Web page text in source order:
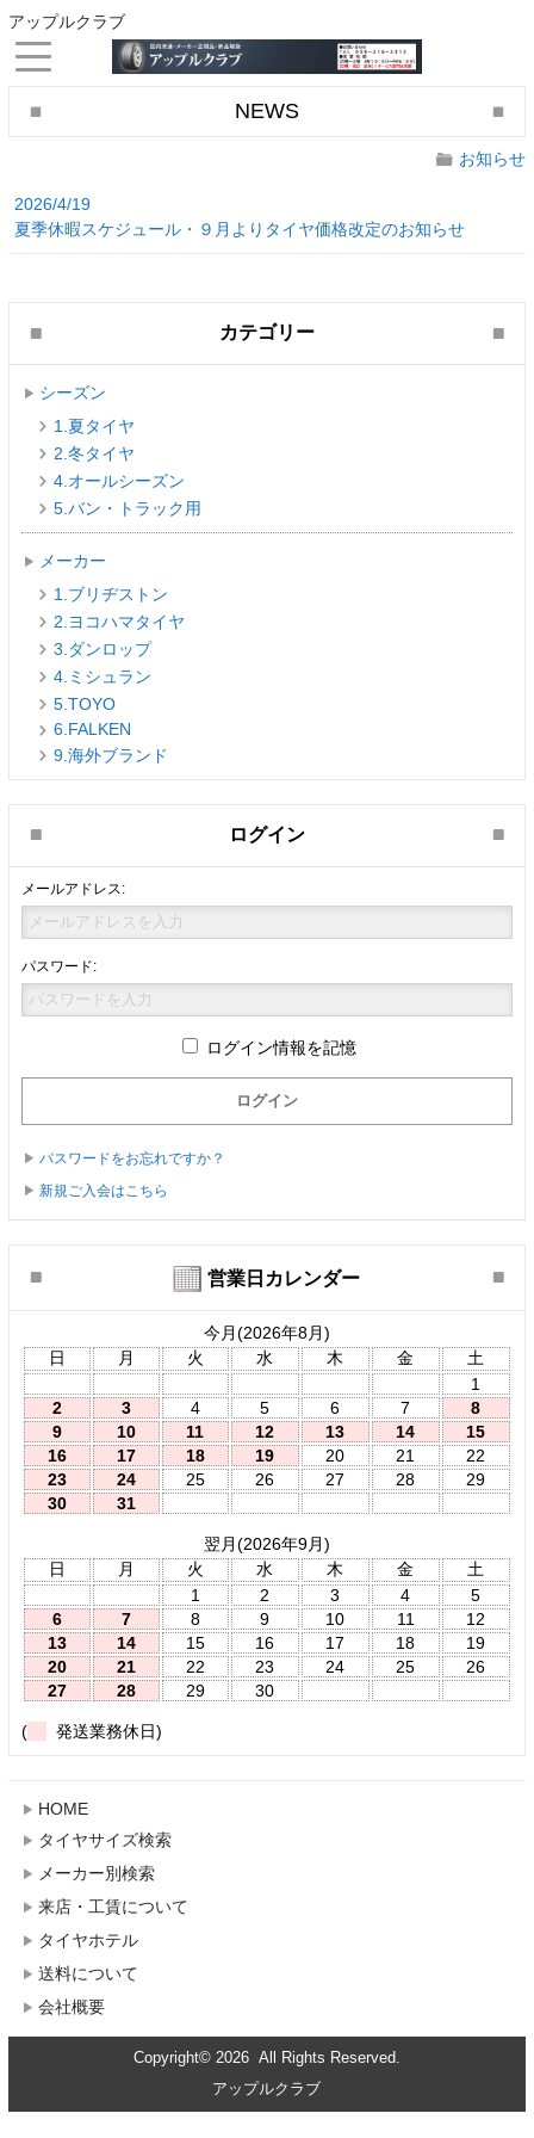
アップルクラブ
NEWS
お知らせ
2026/4/19
夏季休暇スケジュール・９月よりタイヤ価格改定のお知らせ
カテゴリー
シーズン
1.夏タイヤ
2.冬タイヤ
4.オールシーズン
5.バン・トラック用
メーカー
1.ブリヂストン
2.ヨコハマタイヤ
3.ダンロップ
4.ミシュラン
5.TOYO
6.FALKEN
9.海外ブランド
ログイン
メールアドレス:
パスワード:
ログイン情報を記憶
パスワードをお忘れですか？
新規ご入会はこちら
営業日カレンダー
今月(2026年8月)
日
月 火 水 木 金
土
1
2
3 4 5 6 7
8
9
10 11 12 13 14
15
16
17 18 19 20 21
22
23
24 25 26 27 28
29
30
31
翌月(2026年9月)
日
月 火 水 木 金
土
1
2 3 4
5
6
7 8 9 10 11
12
13
14 15 16 17 18
19
20
21 22 23 24 25
26
27
28 29 30
( 発送業務休日)
HOME
タイヤサイズ検索
メーカー別検索
来店・工賃について
タイヤホテル
送料について
会社概要
Copyright© 2026 All Rights Reserved.
アップルクラブ